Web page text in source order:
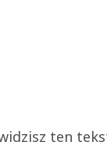
ten